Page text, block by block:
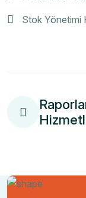
Stok Yönetimi